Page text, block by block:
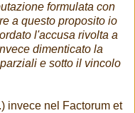
formulata con
a questo proposito io
l'accusa rivolta a
dimenticato la
e sotto il vincolo
invece nel Factorum et